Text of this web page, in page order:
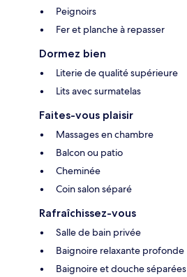
Peignoirs
Fer et planche à repasser
Dormez bien
Literie de qualité supérieure
Lits avec surmatelas
Faites-vous plaisir
Massages en chambre
Balcon ou patio
Cheminée
Coin salon séparé
Rafraîchissez-vous
Salle de bain privée
Baignoire relaxante profonde
Baignoire et douche séparées